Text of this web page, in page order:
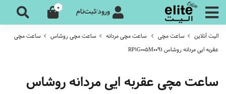
ورود/ثبت‌نام 0
الیت آنلاین ساعت مچی ساعت مچی مردانه ساعت مچی روشاس
ساعت مچی
عقربه ایی مردانه روشاس RP1G005M0091
ساعت مچی عقربه ایی مردانه روشاس